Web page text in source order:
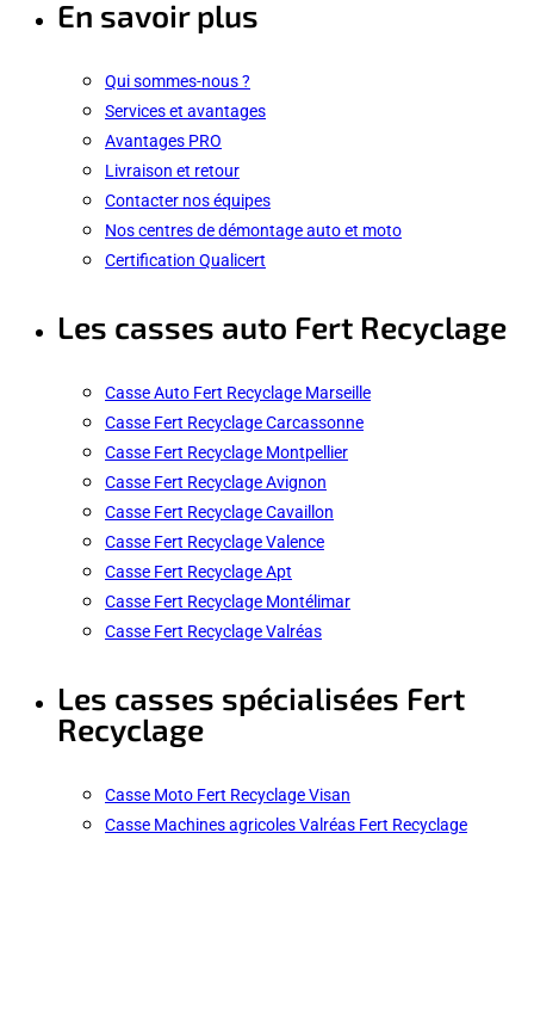
En savoir plus
Qui sommes-nous ?
Services et avantages
Avantages PRO
Livraison et retour
Contacter nos équipes
Nos centres de démontage auto et moto
Certification Qualicert
Les casses auto Fert Recyclage
Casse Auto Fert Recyclage Marseille
Casse Fert Recyclage Carcassonne
Casse Fert Recyclage Montpellier
Casse Fert Recyclage Avignon
Casse Fert Recyclage Cavaillon
Casse Fert Recyclage Valence
Casse Fert Recyclage Apt
Casse Fert Recyclage Montélimar
Casse Fert Recyclage Valréas
Les casses spécialisées Fert
Recyclage
Casse Moto Fert Recyclage Visan
Casse Machines agricoles Valréas Fert Recyclage